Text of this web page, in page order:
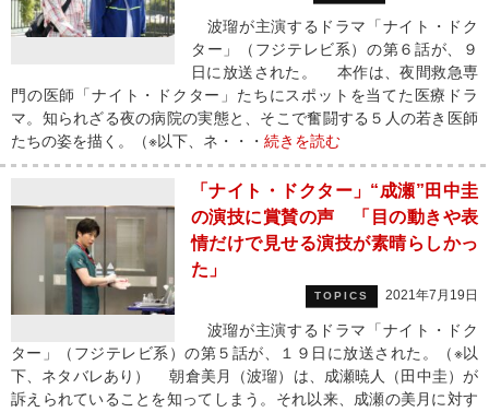
波瑠が主演するドラマ「ナイト・ドク
ター」（フジテレビ系）の第６話が、９
日に放送された。 本作は、夜間救急専
門の医師「ナイト・ドクター」たちにスポットを当てた医療ドラ
マ。知られざる夜の病院の実態と、そこで奮闘する５人の若き医師
たちの姿を描く。（※以下、ネ・・・ 続きを読む
「ナイト・ドクター」“成瀬”田中圭
の演技に賞賛の声 「目の動きや表
情だけで見せる演技が素晴らしかっ
た」
TOPICS 2021年7月19日
波瑠が主演するドラマ「ナイト・ドク
ター」（フジテレビ系）の第５話が、１９日に放送された。（※以
下、ネタバレあり） 朝倉美月（波瑠）は、成瀬暁人（田中圭）が
訴えられていることを知ってしまう。それ以来、成瀬の美月に対す